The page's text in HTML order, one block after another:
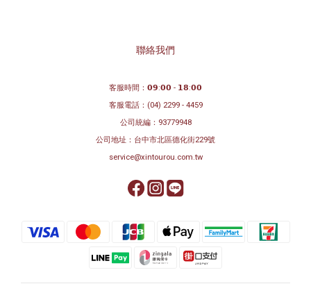
聯絡我們
客服時間：𝟬𝟵:𝟬𝟬 - 𝟭𝟴:𝟬𝟬
客服電話： (04) 2299 - 4459
公司統編：93779948
公司地址： 台中市北區德化街229號
service@xintourou.com.tw